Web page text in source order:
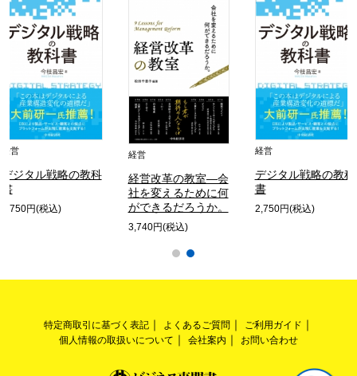
経営
デジタル戦略の教科
書
2,750円(税込)
経営
経営改革の教室―会
社を変えるために何
ができるだろうか。
3,740円(税込)
経営
デジタル戦略の教科
書
2,750円(税込)
特定商取引に基づく表記 よくあるご質問
ご利用ガイド
個人情報の取扱いについて
会社案内 お問い合わせ